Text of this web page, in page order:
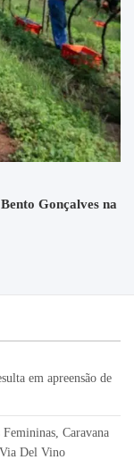
Gonçalves na
em apreensão de
Caravana
Del Vino